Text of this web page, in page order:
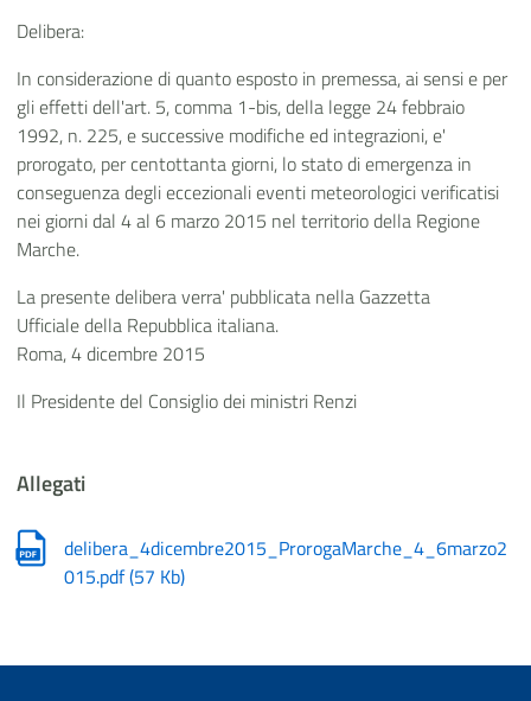
Delibera:
In considerazione di quanto esposto in premessa, ai sensi e per
gli effetti dell'art. 5, comma 1-bis, della legge 24 febbraio
1992, n. 225, e successive modifiche ed integrazioni, e'
prorogato, per centottanta giorni, lo stato di emergenza in
conseguenza degli eccezionali eventi meteorologici verificatisi
nei giorni dal 4 al 6 marzo 2015 nel territorio della Regione
Marche.
La presente delibera verra' pubblicata nella Gazzetta
Ufficiale della Repubblica italiana.
Roma, 4 dicembre 2015
Il Presidente del Consiglio dei ministri Renzi
Allegati
delibera_4dicembre2015_ProrogaMarche_4_6marzo2
015.pdf(57 Kb)